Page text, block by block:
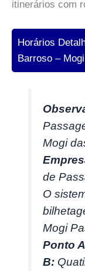
itinerários com
Horários
Barroso –
Mogi
de
O
Mogi
Ponto
B: